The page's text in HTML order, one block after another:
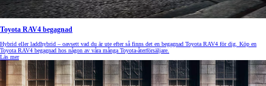
Toyota RAV4 begagnad
Hybrid eller laddhybrid – oavsett vad du är ute efter så finns det en begagnad Toyota RAV4 för dig. Köp en
Toyota RAV4 begagnad hos någon av våra många Toyota-återförsäljare.
Läs mer